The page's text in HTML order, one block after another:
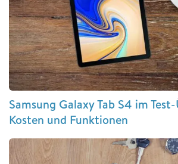
Samsung Galaxy Tab S4 im
Kosten und Funktionen